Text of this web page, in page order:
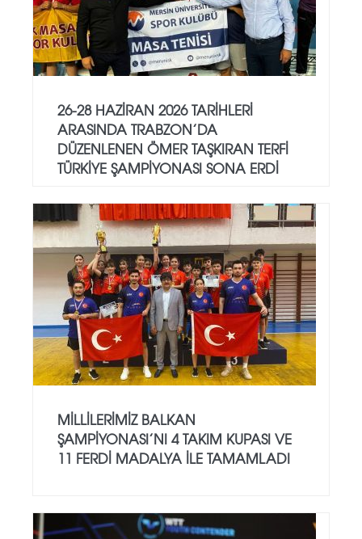
26-28 HAZIRAN 2026 TARIHLERI
ARASINDA TRABZON’DA
DÜZENLENEN ÖMER TAŞKIRAN TERFI
TÜRKIYE ŞAMPIYONASI SONA ERDI
MILLILERIMIZ BALKAN
ŞAMPIYONASI’NI 4 TAKIM KUPASI VE
11 FERDI MADALYA ILE TAMAMLADI